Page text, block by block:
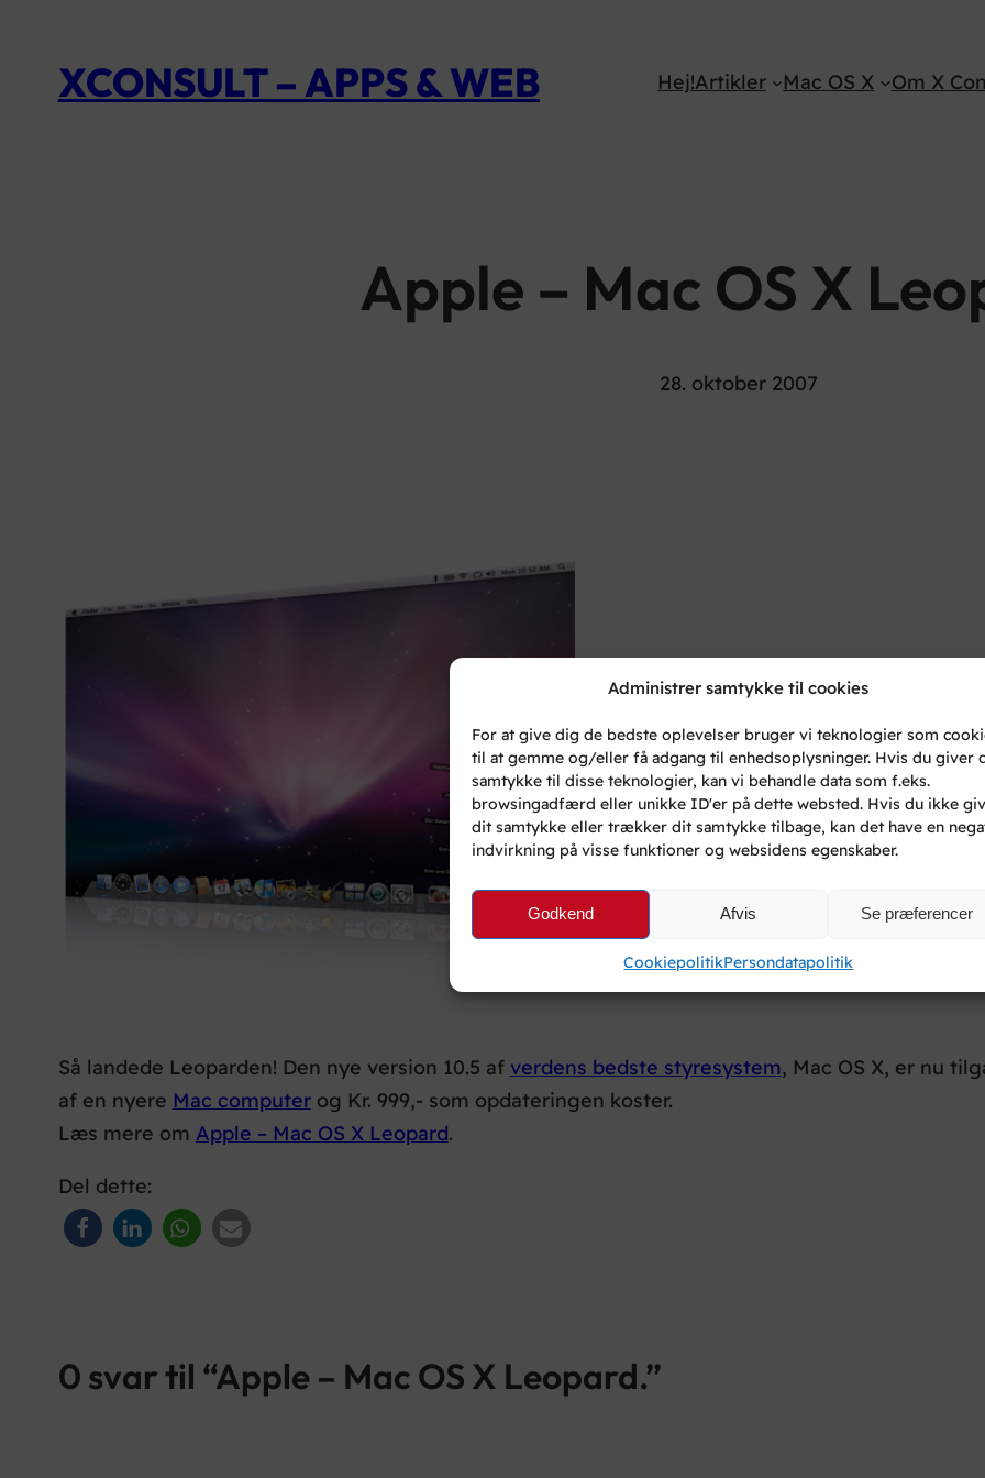
Administrer samtykke til cookies
For at give dig de bedste oplevelser bruger vi teknologier som
til at gemme og/eller få adgang til enhedsoplysninger. Hvis du giver
samtykke til disse teknologier, kan vi behandle data som f.eks.
browsingadfærd eller unikke ID'er på dette websted. Hvis du ikke
dit samtykke eller trækker dit samtykke tilbage, kan det have en
indvirkning på visse funktioner og websidens egenskaber.
Godkend Afvis Se præferencer
CookiepolitikPersondatapolitik
XCONSULT – APPS & WEB Hej!Artikler Mac OS X Om X
Apple – Mac OS X
28. oktober 2007
Så landede Leoparden! Den nye version 10.5 af verdens bedste styresystem, Mac OS X, er nu
af en nyere Mac computerog Kr. 999,- som opdateringen koster.
Læs mere om Apple – Mac OS X Leopard.
Del dette:
0 svar til “Apple – Mac OS X Leopard.”